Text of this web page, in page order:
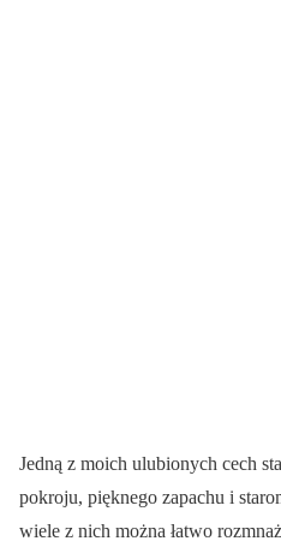
Jedną z moich ulubionych cech
pokroju, pięknego zapachu i
wiele z nich można łatwo